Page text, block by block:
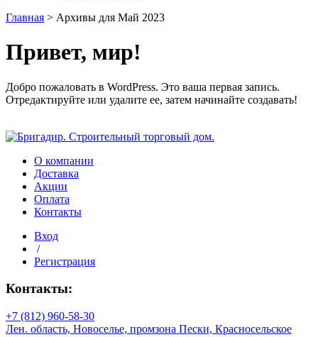
Главная > Архивы для Май 2023
Привет, мир!
Добро пожаловать в WordPress. Это ваша первая запись.
Отредактируйте или удалите ее, затем начинайте создавать!
О компании
Доставка
Акции
Оплата
Контакты
Вход
/
Регистрация
Контакты:
+7 (812) 960-58-30
Лен. область, Новоселье, промзона Пески, Красносельское